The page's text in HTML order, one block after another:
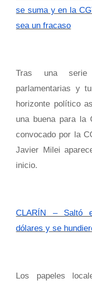
se suma y en la
sea un fracaso
Tras una serie
parlamentarias y
horizonte político
una buena para la
convocado por la
Javier Milei
inicio.
CLARÍN – Saltó
dólares y se
Los papeles